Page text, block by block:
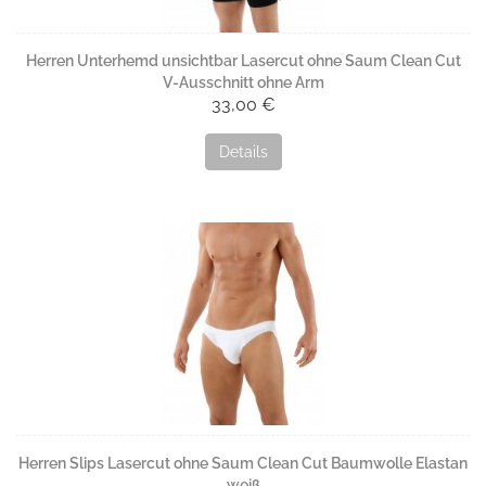
Oberhemden ist Clean Cut Unterwäsche deshalb eine
Weitere Vorteile von Clean Cut:
• Ideal unter Business-Oberhemden und körpernaher Kleidung
• Hoher Tragekomfort durch flexible Materialien
• Weniger sichtbare Übergänge an Ausschnitt, Ärmeln und
Unterhemdenkommt die innovative
Technik am Ausschnitt, an den Ärmel-Enden sowie am unteren
Abschluss zum Einsatz. Dadurch bleiben selbst V-Ausschnitte
unter feinen Oberhemden besonders unauffällig.
Unsere Clean Cut Unterhemden sind speziell für das Tragen
unter Oberhemden entwickelt und in Varianten mit
sowie extra tiefem V-Ausschnitt erhältlich – jeweils
mit kurzem Arm oder ärmellos. Wenn Sie unsicher sind, welcher
Ausschnitt zu Ihrem Oberhemd passt, hilft Ihnen unsere
Herren Unterhemd unsichtbar Lasercut ohne Saum Clean Cut
V-Ausschnitt ohne Arm
33,00 €
Details
Herren Slips Lasercut ohne Saum Clean Cut Baumwolle Elastan